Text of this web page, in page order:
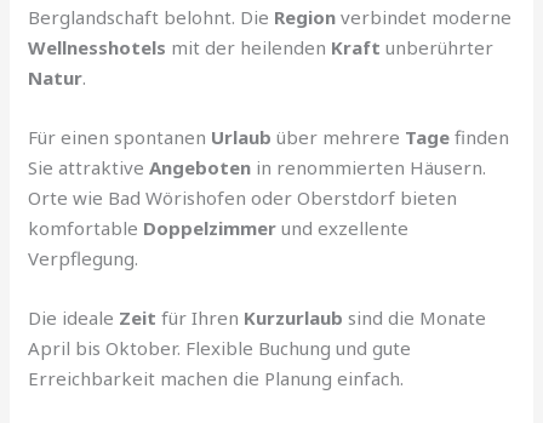
Berglandschaft belohnt. Die Region verbindet moderne
Wellnesshotels mit der heilenden Kraft unberührter
Natur.
Für einen spontanen Urlaub über mehrere Tage finden
Sie attraktiveAngeboten in renommierten Häusern.
Orte wie Bad Wörishofen oder Oberstdorf bieten
komfortable Doppelzimmer und exzellente
Verpflegung.
Die ideale Zeit für Ihren Kurzurlaub sind die Monate
April bis Oktober. Flexible Buchung und gute
Erreichbarkeit machen die Planung einfach.